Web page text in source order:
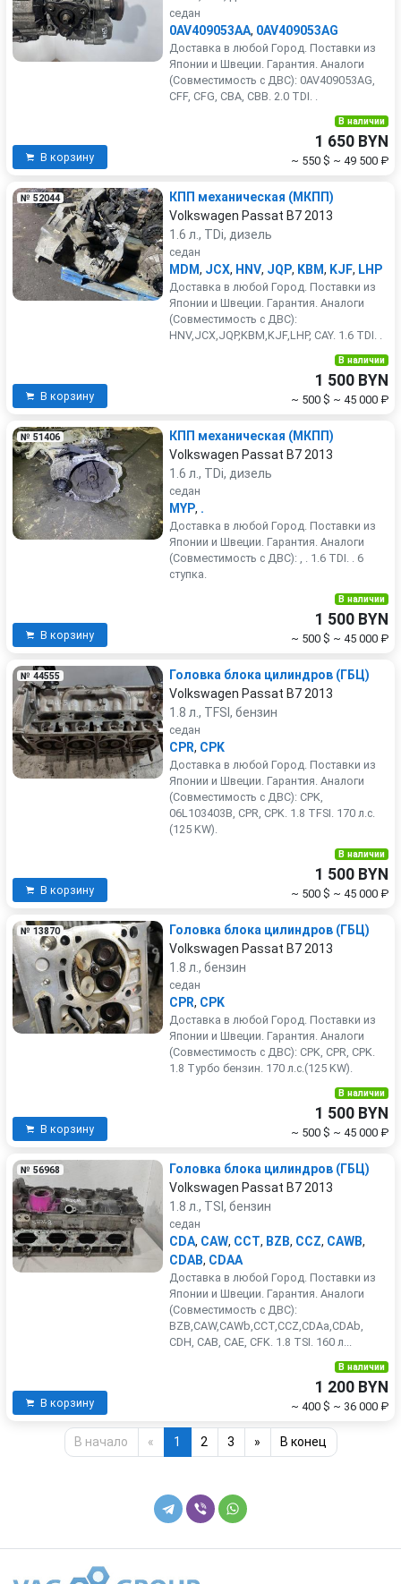
седан
0AV409053AA, 0AV409053AG
Доставка в любой Город. Поставки из
Японии и Швеции. Гарантия. Аналоги
(Совместимость с ДВС): 0AV409053AG,
CFF, CFG, CBA, CBB. 2.0 TDI. .
В корзину
В наличии
1 650 BYN
~ 550 $ ~ 49 500 ₽
№ 52044
КПП механическая (МКПП)
Volkswagen Passat B7 2013
1.6 л., TDi, дизель
седан
MDM, JCX, HNV, JQP, KBM, KJF, LHP
Доставка в любой Город. Поставки из
Японии и Швеции. Гарантия. Аналоги
(Совместимость с ДВС):
HNV,JCX,JQP,KBM,KJF,LHP, CAY. 1.6 TDI. .
В корзину
В наличии
1 500 BYN
~ 500 $ ~ 45 000 ₽
№ 51406
КПП механическая (МКПП)
Volkswagen Passat B7 2013
1.6 л., TDi, дизель
седан
MYP, .
Доставка в любой Город. Поставки из
Японии и Швеции. Гарантия. Аналоги
(Совместимость с ДВС): , . 1.6 TDI. . 6
ступка.
В корзину
В наличии
1 500 BYN
~ 500 $ ~ 45 000 ₽
№ 44555
Головка блока цилиндров (ГБЦ)
Volkswagen Passat B7 2013
1.8 л., TFSI, бензин
седан
CPR, CPK
Доставка в любой Город. Поставки из
Японии и Швеции. Гарантия. Аналоги
(Совместимость с ДВС): CPK,
06L103403B, CPR, CPK. 1.8 TFSI. 170 л.с.
(125 KW).
В корзину
В наличии
1 500 BYN
~ 500 $ ~ 45 000 ₽
№ 13870
Головка блока цилиндров (ГБЦ)
Volkswagen Passat B7 2013
1.8 л., бензин
седан
CPR, CPK
Доставка в любой Город. Поставки из
Японии и Швеции. Гарантия. Аналоги
(Совместимость с ДВС): CPK, CPR, CPK.
1.8 Турбо бензин. 170 л.с.(125 KW).
В корзину
В наличии
1 500 BYN
~ 500 $ ~ 45 000 ₽
№ 56968
Головка блока цилиндров (ГБЦ)
Volkswagen Passat B7 2013
1.8 л., TSI, бензин
седан
CDA, CAW, CCT, BZB, CCZ, CAWB,
CDAB, CDAA
Доставка в любой Город. Поставки из
Японии и Швеции. Гарантия. Аналоги
(Совместимость с ДВС):
BZB,CAW,CAWb,CCT,CCZ,CDAa,CDAb,
CDH, CAB, CAE, CFK. 1.8 TSI. 160 л...
В корзину
В наличии
1 200 BYN
~ 400 $ ~ 36 000 ₽
В начало « 1 2 3 » В конец